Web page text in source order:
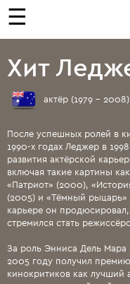
☰
Хит
актёр (1979 - 2008)
После успешных ролей в
1990-х годах Леджер в
развития актёрской
включая такие картины
«Патриот» (2000),
(2005) и «Тёмный рыцарь»
карьере он
стремился стать
За роль Энниса Дель Мара
2005 году получил
кинокритиков как